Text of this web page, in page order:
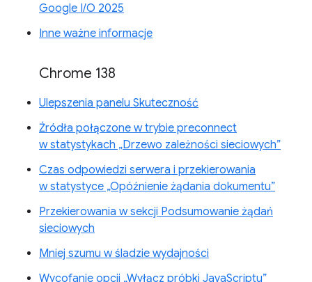
Google I/O 2025
Inne ważne informacje
Chrome 138
Ulepszenia panelu Skuteczność
Źródła połączone w trybie preconnect
w statystykach „Drzewo zależności sieciowych”
Czas odpowiedzi serwera i przekierowania
w statystyce „Opóźnienie żądania dokumentu”
Przekierowania w sekcji Podsumowanie żądań
sieciowych
Mniej szumu w śladzie wydajności
Wycofanie opcji „Wyłącz próbki JavaScriptu”